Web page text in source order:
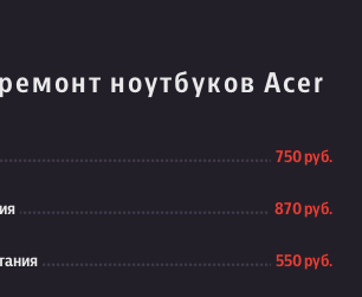
ноутбуков Acer
750 руб.
870 руб.
550 руб.